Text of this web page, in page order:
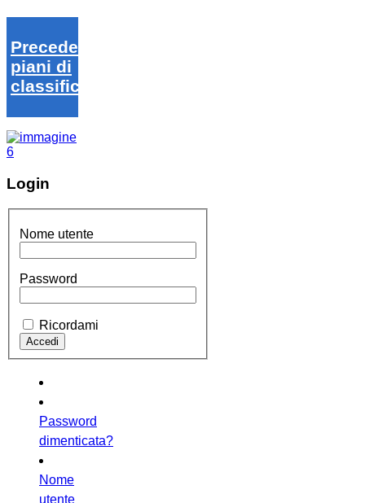
Precedenti
piani di
classifica
Login
Nome utente
Password
Ricordami
Password
dimenticata?
Nome
utente